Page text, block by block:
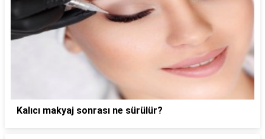
Kalıcı makyaj sonrası ne sürülür?